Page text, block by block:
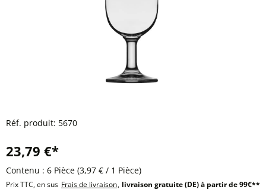
Réf. produit: 5670
23,79 €*
Contenu : 6 Pièce (3,97 € / 1 Pièce)
Prix TTC, en sus Frais de livraison, livraison gratuite (DE) à partir de 99€**